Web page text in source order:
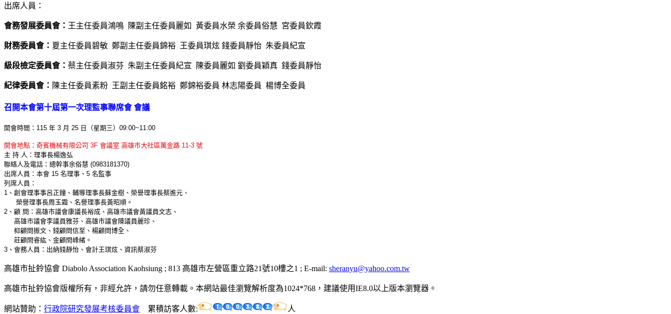
出席人員：
會務發展委員會： 王主任委員鴻鳴 陳副主任委員麗如 黃委員水榮 余委員俗慧 宮委員欽霞
財務委員會： 夏主任委員碧敏 鄭副主任委員錦裕 王委員琪炫 錢委員靜怡 朱委員紀宣
級段檢定委員會： 蔡主任委員淑芬 朱副主任委員紀宣 陳委員麗如 劉委員穎真 錢委員靜怡
紀律委員會： 陳主任委員素粉 王副主任委員銘裕 鄭錦裕委員 林志陽委員 楊博全委員
召開本會第十屆第一次理監事聯席會 會議
開會時間：115 年 3 月 25 日（星期三）09:00~11:00
開會地點：奇賓機械有限公司 3F 會議室 高雄市大社區萬金路 11-3 號
主 持 人：理事長楊逸弘
聯絡人及電話：總幹事余俗慧 (0983181370)
出席人員：本會 15 名理事、5 名監事
列席人員：
1、創會理事事呂正鐘、輔導理事長蘇金樹、榮譽理事長蔡進元、
榮譽理事長周玉霜、名譽理事長黃昭順。
2、顧 問：高雄市議會康議長裕成、高雄市議會黃議員文志、
高雄市議會李議員雅芬、高雄市議會陳議員麗珍、
枊顧問振文、錢顧問信至、楊顧問博全、
莊顧問睿紘、金顧問峰緒。
3、會務人員：出納錢靜怡、會計王琪炫、資訊蔡淑芬
高雄市扯鈴協會 Diabolo Association Kaohsiung ; 813 高雄市左營區重立路21號10樓之1 ; E-mail: sheranyu@yahoo.com.tw
高雄市扯鈴協會版權所有，非經允許，請勿任意轉載。本網站最佳瀏覽解析度為1024*768，建議使用IE8.0以上版本瀏覽器。
網站贊助： 行政院研究發展考核委員會 累積訪客人數: 人